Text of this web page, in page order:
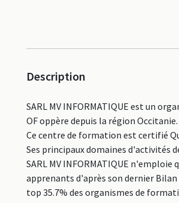
Description
SARL MV INFORMATIQUE est un
OF oppère depuis la région Occitanie.
Ce centre de formation est certifié
Ses principaux domaines d'activités
SARL MV INFORMATIQUE
apprenants d'après son dernier Bilan
top 35.7% des organismes de